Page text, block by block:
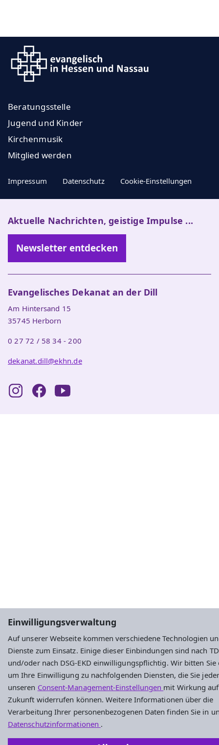
Einwilligungsverwaltung
Auf unserer Webseite kommen verschiedene Technologien
Dienste zum Einsatz. Einige dieser Einbindungen sind nach
und/oder nach DSG-EKD einwilligungspflichtig. Wir bitten Sie
um Ihre Einwilligung zu nachfolgenden Diensten, die Sie
unseren Consent-Management-Einstellungen mit Wirkung
Zukunft widerrufen können. Weitere Informationen über die
Verarbeitung Ihrer personenbezogenen Daten finden Sie in
Datenschutzinformationen .
Beratungsstelle
Jugend und Kinder
Kirchenmusik
Mitglied werden
Impressum Datenschutz Cookie-Einstellungen
Aktuelle Nachrichten, geistige Impulse ...
Newsletter entdecken
Evangelisches Dekanat an der Dill
Am Hintersand 15
35745 Herborn
0 27 72 / 58 34 - 200
dekanat.dill@ekhn.de